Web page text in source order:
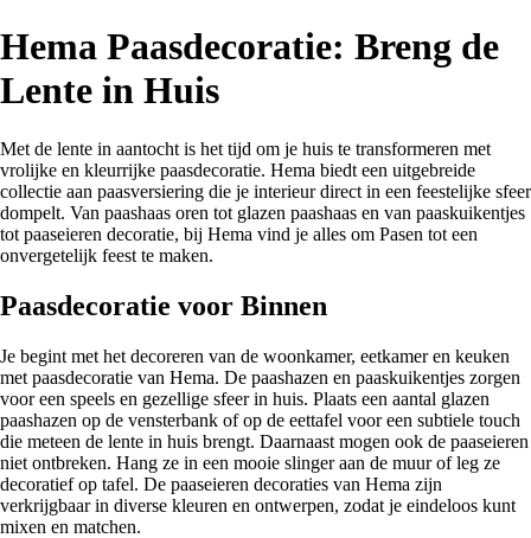
Hema Paasdecoratie: Breng de
Lente in Huis
Met de lente in aantocht is het tijd om je huis te transformeren met
vrolijke en kleurrijke paasdecoratie. Hema biedt een uitgebreide
collectie aan paasversiering die je interieur direct in een feestelijke sfeer
dompelt. Van paashaas oren tot glazen paashaas en van paaskuikentjes
tot paaseieren decoratie, bij Hema vind je alles om Pasen tot een
onvergetelijk feest te maken.
Paasdecoratie voor Binnen
Je begint met het decoreren van de woonkamer, eetkamer en keuken
met paasdecoratie van Hema. De paashazen en paaskuikentjes zorgen
voor een speels en gezellige sfeer in huis. Plaats een aantal glazen
paashazen op de vensterbank of op de eettafel voor een subtiele touch
die meteen de lente in huis brengt. Daarnaast mogen ook de paaseieren
niet ontbreken. Hang ze in een mooie slinger aan de muur of leg ze
decoratief op tafel. De paaseieren decoraties van Hema zijn
verkrijgbaar in diverse kleuren en ontwerpen, zodat je eindeloos kunt
mixen en matchen.